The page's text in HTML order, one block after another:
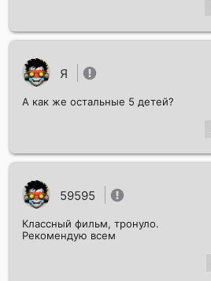
Я
А как же остальные 5 детей?
59595
Классный фильм, тронуло.
Рекомендую всем